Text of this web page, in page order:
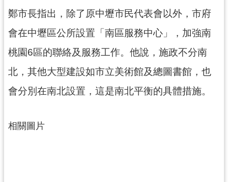
隱
權
政
策
站
政
鄭市長指出，除了原中壢市民代表會以外，市府
會在中壢區公所設置「南區服務中心」，加強南
桃園6區的聯絡及服務工作。他說，施政不分南
北，其他大型建設如市立美術館及總圖書館，也
會分別在南北設置，這是南北平衡的具體措施。
相關圖片